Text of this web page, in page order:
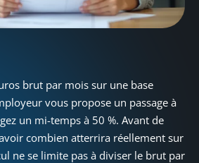
brut par mois sur une base
vous propose un passage à
un mi-temps à 50 %. Avant de
combien atterrira réellement sur
ne se limite pas à diviser le brut par